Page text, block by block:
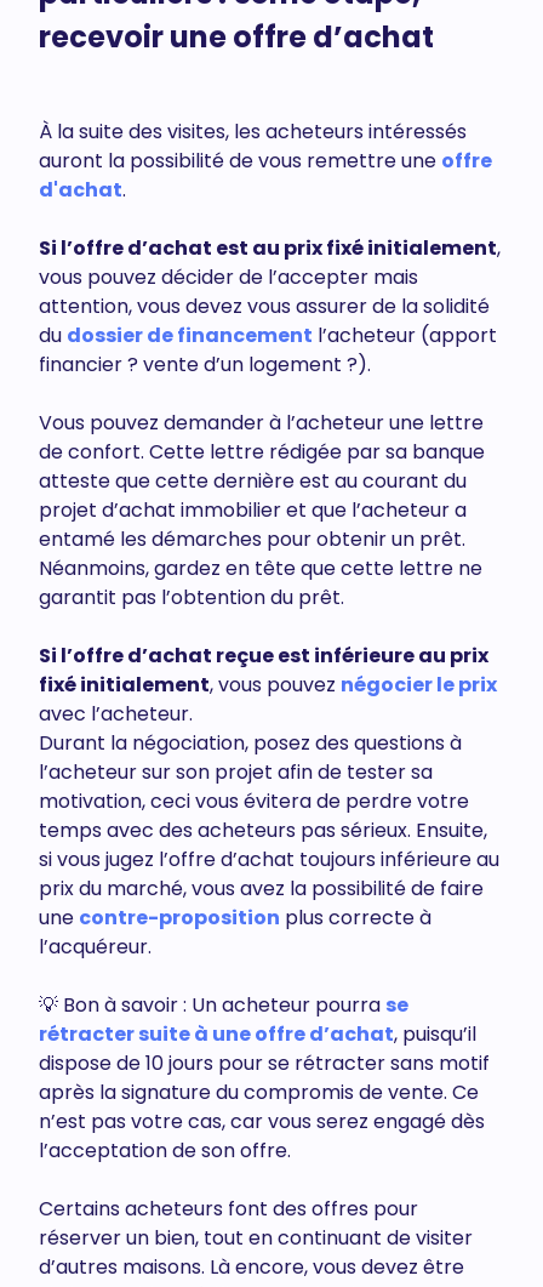
recevoir une offre d’achat
À la suite des visites, les acheteurs intéressés
auront la possibilité de vous remettre une offre
d'achat.
Si l’offre d’achat est au prix fixé initialement,
vous pouvez décider de l’accepter mais
attention, vous devez vous assurer de la solidité
du dossier de financement l’acheteur (apport
financier ? vente d’un logement ?).
Vous pouvez demander à l’acheteur une lettre
de confort. Cette lettre rédigée par sa banque
atteste que cette dernière est au courant du
projet d’achat immobilier et que l’acheteur a
entamé les démarches pour obtenir un prêt.
Néanmoins, gardez en tête que cette lettre ne
garantit pas l’obtention du prêt.
Si l’offre d’achat reçue est inférieure au prix
fixé initialement, vous pouvez négocier le prix
avec l’acheteur.
Durant la négociation, posez des questions à
l’acheteur sur son projet afin de tester sa
motivation, ceci vous évitera de perdre votre
temps avec des acheteurs pas sérieux. Ensuite,
si vous jugez l’offre d’achat toujours inférieure au
prix du marché, vous avez la possibilité de faire
une contre-proposition plus correcte à
l’acquéreur.
💡 Bon à savoir : Un acheteur pourra se
rétracter suite à une offre d’achat, puisqu’il
dispose de 10 jours pour se rétracter sans motif
après la signature du compromis de vente. Ce
n’est pas votre cas, car vous serez engagé dès
l’acceptation de son offre.
Certains acheteurs font des offres pour
réserver un bien, tout en continuant de visiter
d’autres maisons. Là encore, vous devez être